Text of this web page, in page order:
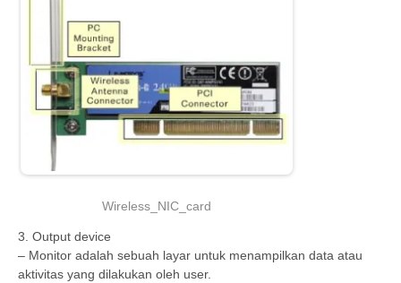
Wireless_NIC_card
3. Output device
– Monitor adalah sebuah layar untuk menampilkan data atau
aktivitas yang dilakukan oleh user.